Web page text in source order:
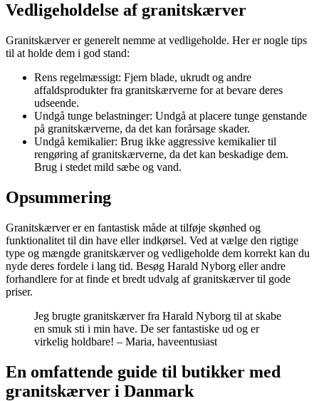
Vedligeholdelse af granitskærver
Granitskærver er generelt nemme at vedligeholde. Her er nogle tips
til at holde dem i god stand:
Rens regelmæssigt: Fjern blade, ukrudt og andre
affaldsprodukter fra granitskærverne for at bevare deres
udseende.
Undgå tunge belastninger: Undgå at placere tunge genstande
på granitskærverne, da det kan forårsage skader.
Undgå kemikalier: Brug ikke aggressive kemikalier til
rengøring af granitskærverne, da det kan beskadige dem.
Brug i stedet mild sæbe og vand.
Opsummering
Granitskærver er en fantastisk måde at tilføje skønhed og
funktionalitet til din have eller indkørsel. Ved at vælge den rigtige
type og mængde granitskærver og vedligeholde dem korrekt kan du
nyde deres fordele i lang tid. Besøg Harald Nyborg eller andre
forhandlere for at finde et bredt udvalg af granitskærver til gode
priser.
Jeg brugte granitskærver fra Harald Nyborg til at skabe
en smuk sti i min have. De ser fantastiske ud og er
virkelig holdbare! – Maria, haveentusiast
En omfattende guide til butikker med
granitskærver i Danmark